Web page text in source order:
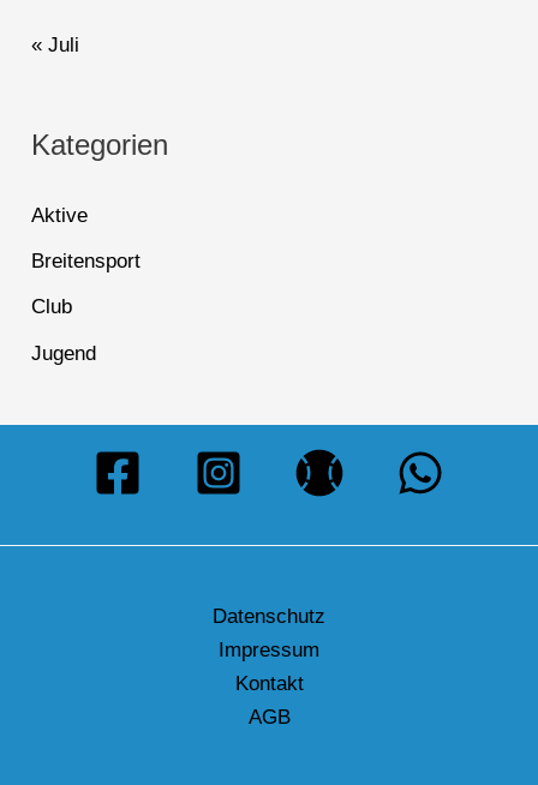
« Juli
Kategorien
Aktive
Breitensport
Club
Jugend
Datenschutz
Impressum
Kontakt
AGB